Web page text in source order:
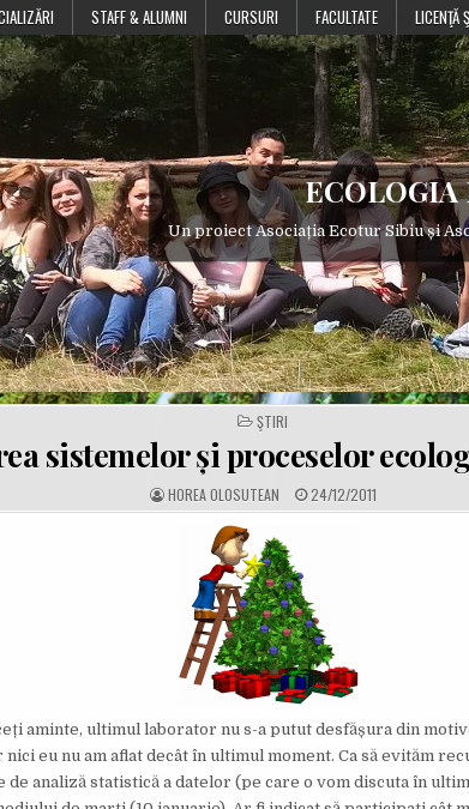
STAFF & ALUMNI CURSURI FACULTATE LICENŢĂ
ECOLOGIA
Un proiect Asociația Ecotur Sibiu și
POSTED
IN
ŞTIRI
sistemelor și proceselor
A
U
HOREA OLOSUTEAN P
U
D
D
A
T
E
:
24/12/2011
aminte, ultimul laborator nu s-a putut desfășura din
eu nu am aflat decât în ultimul moment. Ca să evităm
analiză statistică a datelor (pe care o vom discuta în